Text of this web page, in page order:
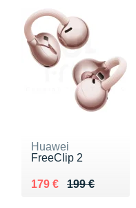
Huawei
FreeClip 2
199 €
Au lieu de 199 €
179 €
Vendu 179 €